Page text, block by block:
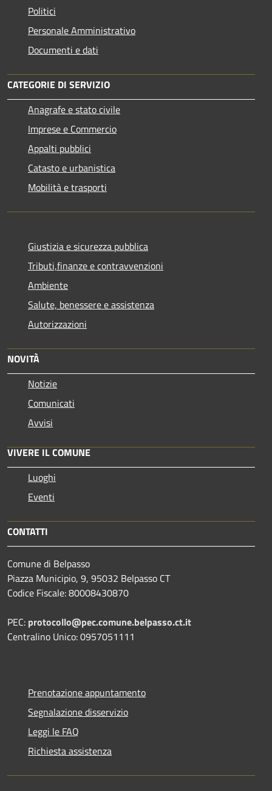
Politici
Personale Amministrativo
Documenti e dati
CATEGORIE DI SERVIZIO
Anagrafe e stato civile
Imprese e Commercio
Appalti pubblici
Catasto e urbanistica
Mobilità e trasporti
Giustizia e sicurezza pubblica
Tributi,finanze e contravvenzioni
Ambiente
Salute, benessere e assistenza
Autorizzazioni
NOVITÀ
Notizie
Comunicati
Avvisi
VIVERE IL COMUNE
Luoghi
Eventi
CONTATTI
Comune di Belpasso
Piazza Municipio, 9, 95032 Belpasso CT
Codice Fiscale: 80008430870
PEC: protocollo@pec.comune.belpasso.ct.it
Centralino Unico: 0957051111
Prenotazione appuntamento
Segnalazione disservizio
Leggi le FAQ
Richiesta assistenza